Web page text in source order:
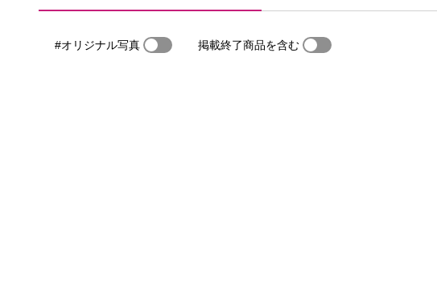
#オリジナル写真 掲載終了商品を含む